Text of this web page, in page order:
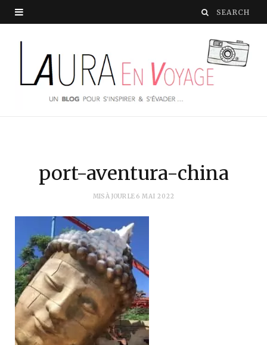
port-aventura-china
MIS À JOUR LE 6 MAI 2022